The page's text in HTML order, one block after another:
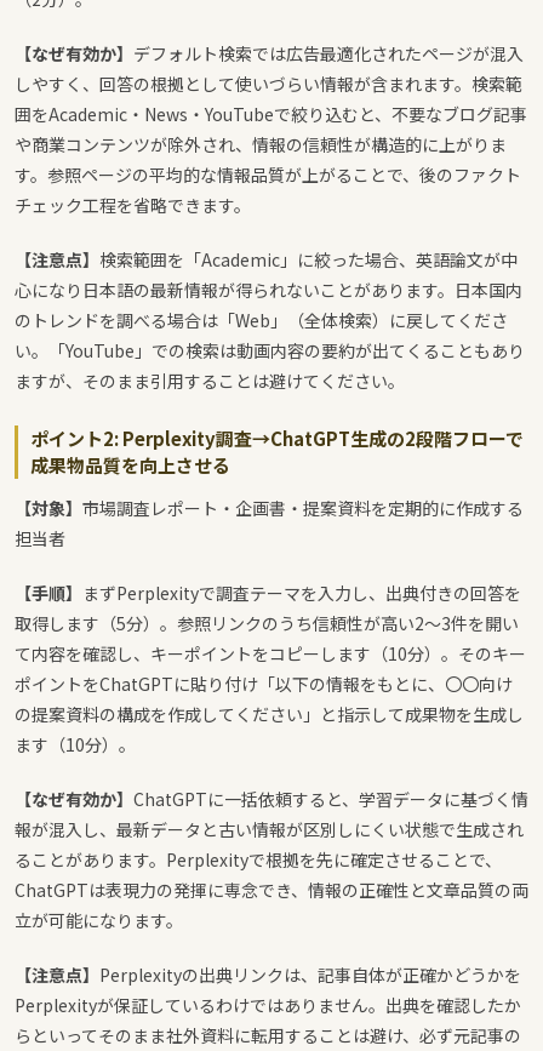
【なぜ有効か】 デフォルト検索では広告最適化されたページが混入
しやすく、回答の根拠として使いづらい情報が含まれます。検索範
囲をAcademic・News・YouTubeで絞り込むと、不要なブログ記事
や商業コンテンツが除外され、情報の信頼性が構造的に上がりま
す。参照ページの平均的な情報品質が上がることで、後のファクト
チェック工程を省略できます。
【注意点】 検索範囲を「Academic」に絞った場合、英語論文が中
心になり日本語の最新情報が得られないことがあります。日本国内
のトレンドを調べる場合は「Web」（全体検索）に戻してくださ
い。「YouTube」での検索は動画内容の要約が出てくることもあり
ますが、そのまま引用することは避けてください。
ポイント2: Perplexity調査→ChatGPT生成の2段階フローで
成果物品質を向上させる
【対象】 市場調査レポート・企画書・提案資料を定期的に作成する
担当者
【手順】 まずPerplexityで調査テーマを入力し、出典付きの回答を
取得します（5分）。参照リンクのうち信頼性が高い2〜3件を開い
て内容を確認し、キーポイントをコピーします（10分）。そのキー
ポイントをChatGPTに貼り付け「以下の情報をもとに、〇〇向け
の提案資料の構成を作成してください」と指示して成果物を生成し
ます（10分）。
【なぜ有効か】 ChatGPTに一括依頼すると、学習データに基づく情
報が混入し、最新データと古い情報が区別しにくい状態で生成され
ることがあります。Perplexityで根拠を先に確定させることで、
ChatGPTは表現力の発揮に専念でき、情報の正確性と文章品質の両
立が可能になります。
【注意点】 Perplexityの出典リンクは、記事自体が正確かどうかを
Perplexityが保証しているわけではありません。出典を確認したか
らといってそのまま社外資料に転用することは避け、必ず元記事の